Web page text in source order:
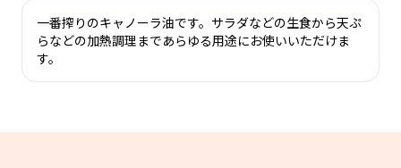
一番搾りのキャノーラ油です。サラダなどの生食から天ぷ
らなどの加熱調理まであらゆる用途にお使いいただけま
す。